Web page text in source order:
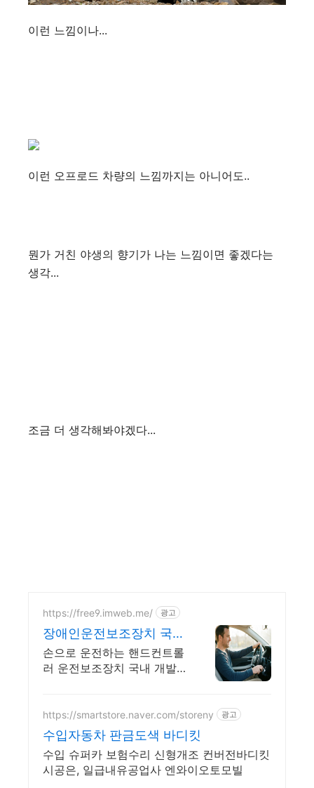
이런 느낌이나...
이런 오프로드 차량의 느낌까지는 아니어도..
뭔가 거친 야생의 향기가 나는 느낌이면 좋겠다는
생각...
조금 더 생각해봐야겠다...
https://free9.imweb.me/ 광고
장애인운전보조장치 국내
기업 나이스코리아 프리9
레이싱
손으로 운전하는 핸드컨트롤
러 운전보조장치 국내 개발
편안한 핸드컨트롤러는 오직
나이스코리아에서
https://smartstore.naver.com/storeny 광고
수입자동차 판금도색 바디킷
수입 슈퍼카 보험수리 신형개조 컨버전바디킷
시공은, 일급내유공업사 엔와이오토모빌